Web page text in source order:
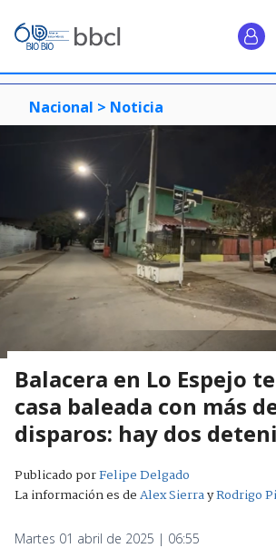
Nacional > Noticia
Balacera en Lo Espejo
casa baleada con más
disparos: hay dos
Publicado porFelipe Delgado
La información es deAlex SierrayRodrigo
Martes 01 abril de 2025 | 06:55